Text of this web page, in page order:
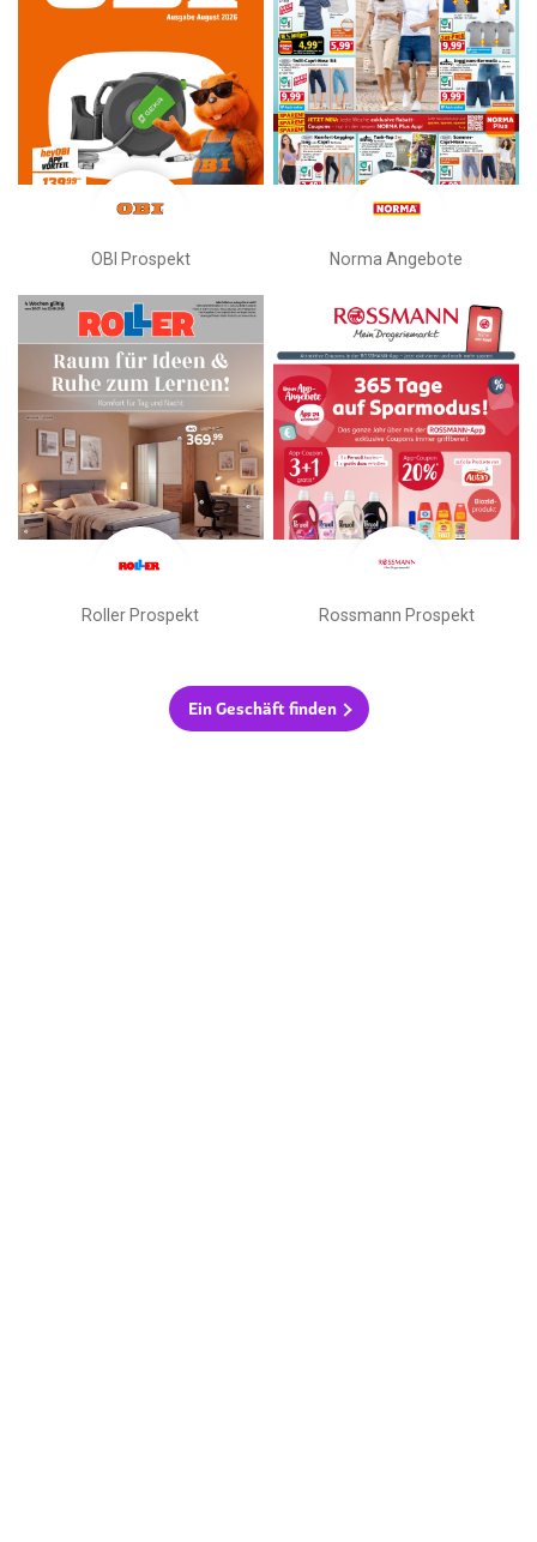
OBI Prospekt Norma Angebote
Roller Prospekt Rossmann Prospekt
Ein Geschäft finden